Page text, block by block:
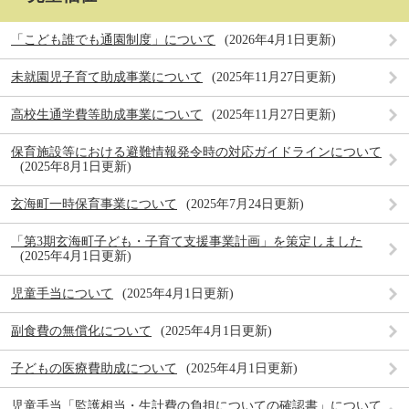
「こども誰でも通園制度」について 2026年4月1日更新
未就園児子育て助成事業について 2025年11月27日更新
高校生通学費等助成事業について 2025年11月27日更新
保育施設等における避難情報発令時の対応ガイドラインについて
2025年8月1日更新
玄海町一時保育事業について 2025年7月24日更新
「第3期玄海町子ども・子育て支援事業計画」を策定しました
2025年4月1日更新
児童手当について 2025年4月1日更新
副食費の無償化について 2025年4月1日更新
子どもの医療費助成について 2025年4月1日更新
児童手当「監護相当・生計費の負担についての確認書」について